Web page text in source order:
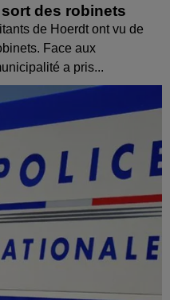
sort des robinets
de Hoerdt ont vu de
Face aux
a pris...